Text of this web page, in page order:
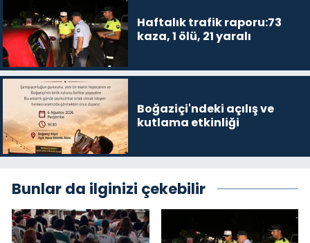
Haftalık trafik raporu:73
kaza, 1 ölü, 21 yaralı
Boğaziçi'ndeki açılış ve
kutlama etkinliği
Bunlar da ilginizi çekebilir